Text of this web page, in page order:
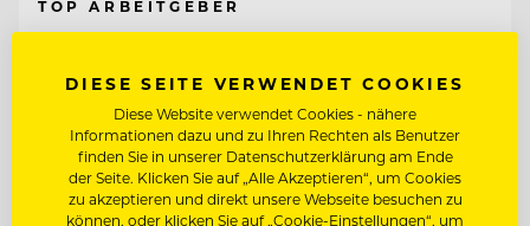
TOP ARBEITGEBER
Jungbrunn - Der Gutzeitort
6675 Tannheim/Tirol, Österreich
KÜCHENCHEF A LA CARTE (M/W/D)
DIESE SEITE VERWENDET COOKIES
Diese Website verwendet Cookies - nähere
Informationen dazu und zu Ihren Rechten als Benutzer
finden Sie in unserer Datenschutzerklärung am Ende
der Seite. Klicken Sie auf „Alle Akzeptieren“, um Cookies
zu akzeptieren und direkt unsere Webseite besuchen zu
können, oder klicken Sie auf „Cookie-Einstellungen“, um